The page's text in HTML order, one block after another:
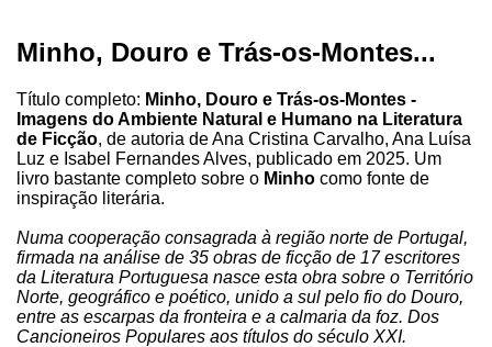
Minho, Douro e Trás-os-Montes...
Título completo: Minho, Douro e Trás-os-Montes -
Imagens do Ambiente Natural e Humano na Literatura
de Ficção, de autoria de Ana Cristina Carvalho, Ana Luísa
Luz e Isabel Fernandes Alves, publicado em 2025. Um
livro bastante completo sobre o Minho como fonte de
inspiração literária.
Numa cooperação consagrada à região norte de Portugal,
firmada na análise de 35 obras de ficção de 17 escritores
da Literatura Portuguesa nasce esta obra sobre o Território
Norte, geográfico e poético, unido a sul pelo fio do Douro,
entre as escarpas da fronteira e a calmaria da foz. Dos
Cancioneiros Populares aos títulos do século XXI.